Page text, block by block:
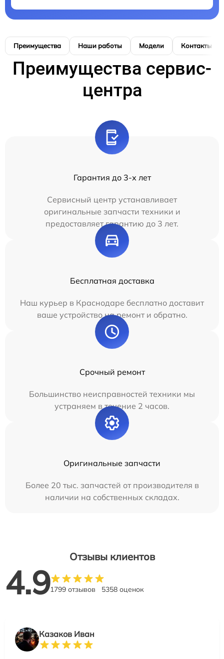
Преимущества Наши работы Модели Контакты
Преимущества сервис-
центра
Гарантия до 3-х лет
Сервисный центр устанавливает
оригинальные запчасти техники и
предоставляет гарантию до 3 лет.
Бесплатная доставка
Наш курьер в Краснодаре бесплатно доставит
ваше устройство на ремонт и обратно.
Срочный ремонт
Большинство неисправностей техники мы
устраняем в течение 2 часов.
Оригинальные запчасти
Более 20 тыс. запчастей от производителя в
наличии на собственных складах.
Отзывы клиентов
4.91799 отзывов 5358 оценок
Казаков Иван